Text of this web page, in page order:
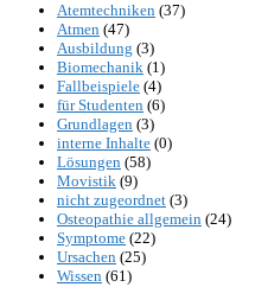
Atemtechniken (37)
Atmen (47)
Ausbildung (3)
Biomechanik (1)
Fallbeispiele (4)
für Studenten (6)
Grundlagen (3)
interne Inhalte (0)
Lösungen (58)
Movistik (9)
nicht zugeordnet (3)
Osteopathie allgemein (24)
Symptome (22)
Ursachen (25)
Wissen (61)